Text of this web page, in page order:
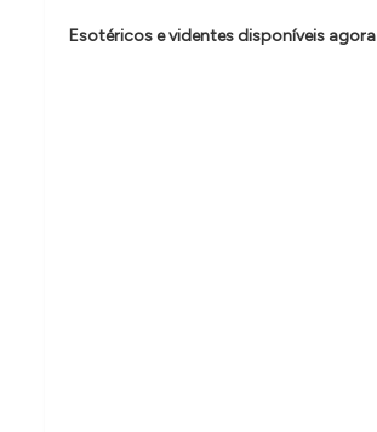
d
Esotéricos e videntes disponíveis agora